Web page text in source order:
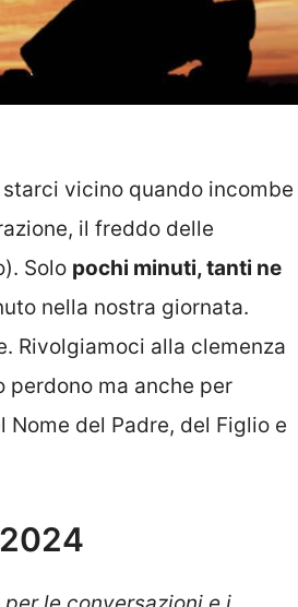
vicino quando incombe
il freddo delle
Solo pochi minuti, tanti ne
nella nostra giornata.
Rivolgiamoci alla clemenza
perdono ma anche per
del Padre, del Figlio e